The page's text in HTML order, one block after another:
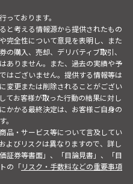
ております。
と考える情報源から提供されたもの
完全性について意見を表明し、また
購入、売却、デリバティブ取引、
ありません。また、過去の実績や予
はございません。提供する情報等は
変更または削除されることがござい
てお客様が取った行動の結果に対し
かかる最終決定は、お客様ご自身の
品・サービス等について言及してい
よびリスクは異なりますので、詳し
証券等書面」、「目論見書」、「目
の「リスク・手数料などの重要事項